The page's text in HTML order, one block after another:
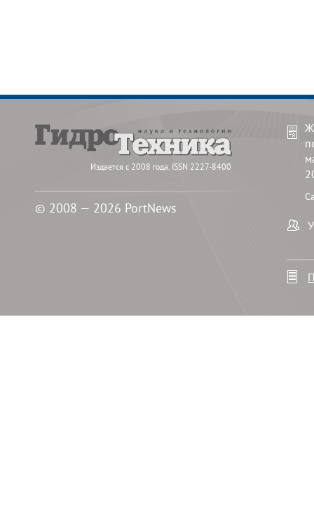
Издается с 2008 года. ISSN 2227-8400
© 2008 — 2026 PortNews